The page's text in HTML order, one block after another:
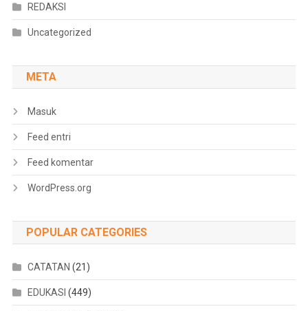
REDAKSI
Uncategorized
META
Masuk
Feed entri
Feed komentar
WordPress.org
POPULAR CATEGORIES
CATATAN (21)
EDUKASI (449)